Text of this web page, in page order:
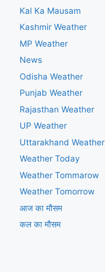
Kal Ka Mausam
Kashmir Weather
MP Weather
News
Odisha Weather
Punjab Weather
Rajasthan Weather
UP Weather
Uttarakhand Weather
Weather Today
Weather Tommarow
Weather Tomorrow
आज का मौसम
कल का मौसम